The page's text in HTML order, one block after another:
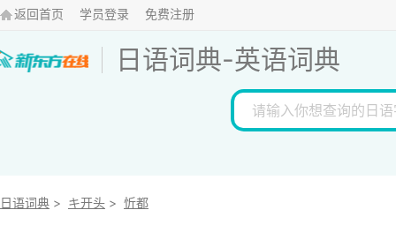
返回首页 学员登录 免费注册
日语词典-英语词典
日语词典 > キ开头 > 忻都